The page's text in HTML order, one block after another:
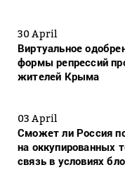
30 April
Виртуальное
формы репрессий
жителей Крыма
03 April
Сможет ли Россия
на оккупированных
связь в условиях